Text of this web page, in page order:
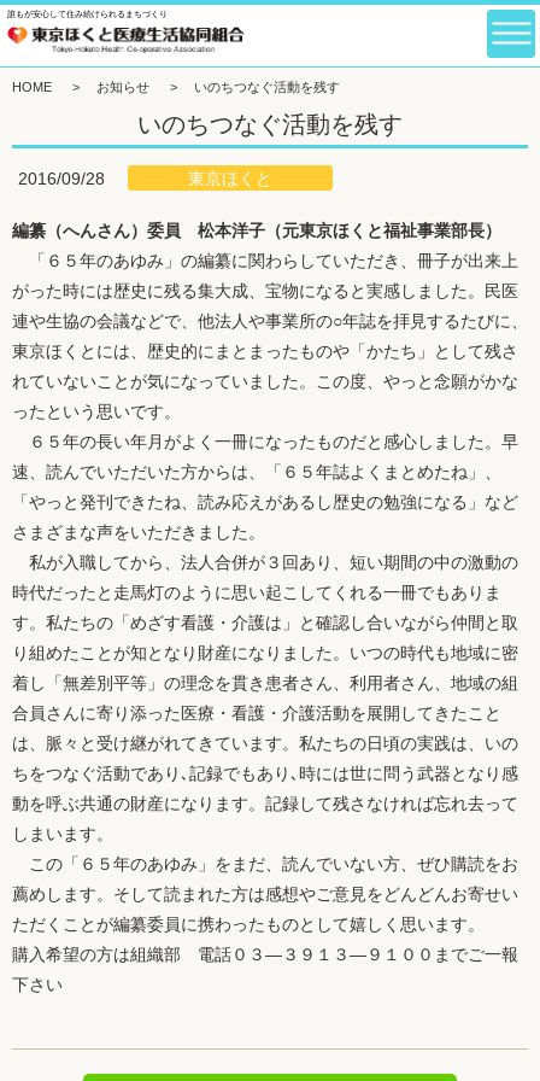
誰もが安心して住み続けられるまちづくり
HOME > お知らせ > いのちつなぐ活動を残す
いのちつなぐ活動を残す
2016/09/28 東京ほくと
編纂（へんさん）委員 松本洋子（元東京ほくと福祉事業部長）
「６５年のあゆみ」の編纂に関わらしていただき、冊子が出来上
がった時には歴史に残る集大成、宝物になると実感しました。民医
連や生協の会議などで、他法人や事業所の○年誌を拝見するたびに、
東京ほくとには、歴史的にまとまったものや「かたち」として残さ
れていないことが気になっていました。この度、やっと念願がかな
ったという思いです。
６５年の長い年月がよく一冊になったものだと感心しました。早
速、読んでいただいた方からは、「６５年誌よくまとめたね」、
「やっと発刊できたね、読み応えがあるし歴史の勉強になる」など
さまざまな声をいただきました。
私が入職してから、法人合併が３回あり、短い期間の中の激動の
時代だったと走馬灯のように思い起こしてくれる一冊でもありま
す。私たちの「めざす看護・介護は」と確認し合いながら仲間と取
り組めたことが知となり財産になりました。いつの時代も地域に密
着し「無差別平等」の理念を貫き患者さん、利用者さん、地域の組
合員さんに寄り添った医療・看護・介護活動を展開してきたこと
は、脈々と受け継がれてきています。私たちの日頃の実践は、いの
ちをつなぐ活動であり､記録でもあり､時には世に問う武器となり感
動を呼ぶ共通の財産になります。記録して残さなければ忘れ去って
しまいます。
この「６５年のあゆみ」をまだ、読んでいない方、ぜひ購読をお
薦めします。そして読まれた方は感想やご意見をどんどんお寄せい
ただくことが編纂委員に携わったものとして嬉しく思います。
購入希望の方は組織部 電話０３―３９１３―９１００までご一報
下さい